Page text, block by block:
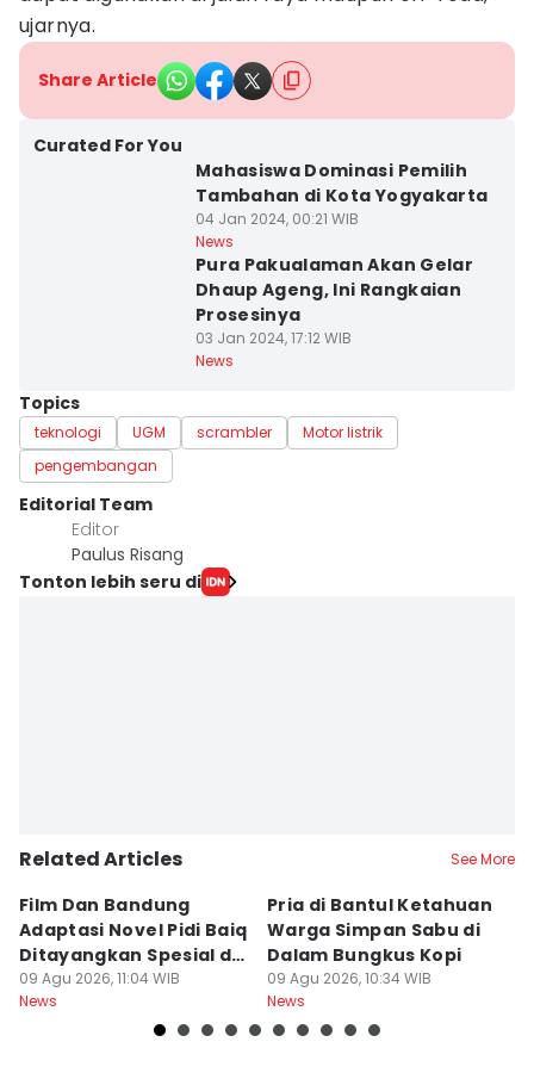
ujarnya.
Share Article
Curated For You
Mahasiswa Dominasi Pemilih
Tambahan di Kota Yogyakarta
04 Jan 2024, 00:21 WIB
News
Pura Pakualaman Akan Gelar
Dhaup Ageng, Ini Rangkaian
Prosesinya
03 Jan 2024, 17:12 WIB
News
Topics
teknologi UGM scrambler
Motor listrik
pengembangan
Editorial Team
Editor
Paulus Risang
Tonton lebih seru di
Related Articles See More
Film Dan Bandung
Adaptasi Novel Pidi Baiq
Ditayangkan Spesial di
Jogja
09 Agu 2026, 11:04 WIB
News
Pria di Bantul Ketahuan
Warga Simpan Sabu di
Dalam Bungkus Kopi
09 Agu 2026, 10:34 WIB
News